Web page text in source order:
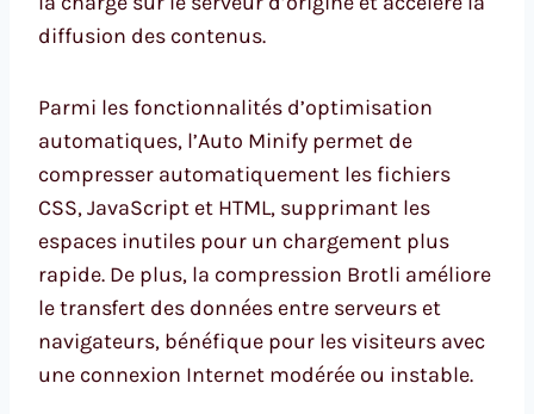
diffusion des contenus.
Parmi les fonctionnalités d’optimisation
automatiques, l’Auto Minify permet de
compresser automatiquement les fichiers
CSS, JavaScript et HTML, supprimant les
espaces inutiles pour un chargement plus
rapide. De plus, la compression Brotli améliore
le transfert des données entre serveurs et
navigateurs, bénéfique pour les visiteurs avec
une connexion Internet modérée ou instable.